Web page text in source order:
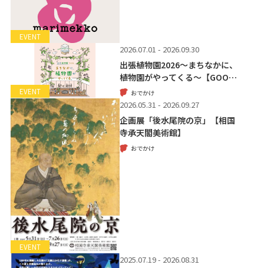
EVENT
EVENT
2026.07.01 - 2026.09.30
出張植物園2026～まちなかに、
植物園がやってくる～【GOO…
おでかけ
EVENT
2026.05.31 - 2026.09.27
企画展「後水尾院の京」【相国
寺承天閣美術館】
おでかけ
2025.07.19 - 2026.08.31